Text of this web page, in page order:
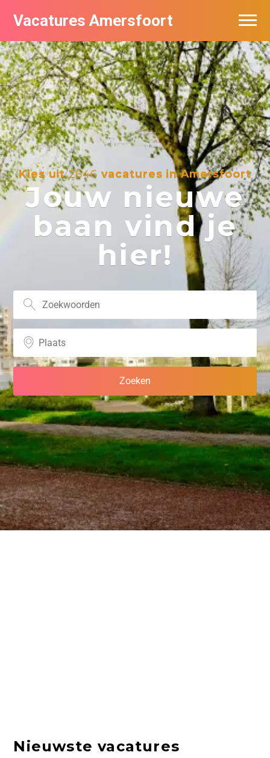
Vacatures Amersfoort
Kies uit2646 vacatures in Amersfoort
Jouw nieuwe
baan vind je
hier!
Nieuwste vacatures
Vacatures per bedrijf
De populairste vacatures in Amersfoort
Nieuwsbrief feed